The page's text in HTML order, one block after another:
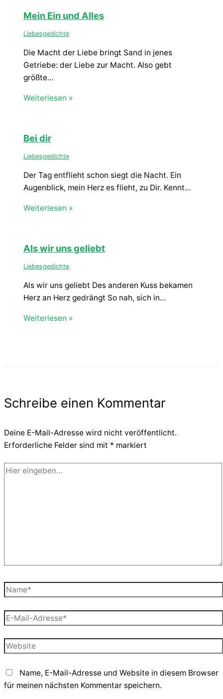
Mein Ein und Alles
Liebesgedichte
Die Macht der Liebe bringt Sand in jenes
Getriebe: der Liebe zur Macht. Also gebt
größte…
Weiterlesen »
Bei dir
Liebesgedichte
Der Tag entflieht schon siegt die Nacht. Ein
Augenblick, mein Herz es flieht, zu Dir. Kennt…
Weiterlesen »
Als wir uns geliebt
Liebesgedichte
Als wir uns geliebt Des anderen Kuss bekamen
Herz an Herz gedrängt So nah, sich in…
Weiterlesen »
Schreibe einen Kommentar
Deine E-Mail-Adresse wird nicht veröffentlicht.
Erforderliche Felder sind mit * markiert
Hier
Name*
E-
Mail-
Adresse*
Website
Name, E-Mail-Adresse und Website in diesem Browser
für meinen nächsten Kommentar speichern.